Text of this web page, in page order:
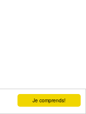
Je comprends!